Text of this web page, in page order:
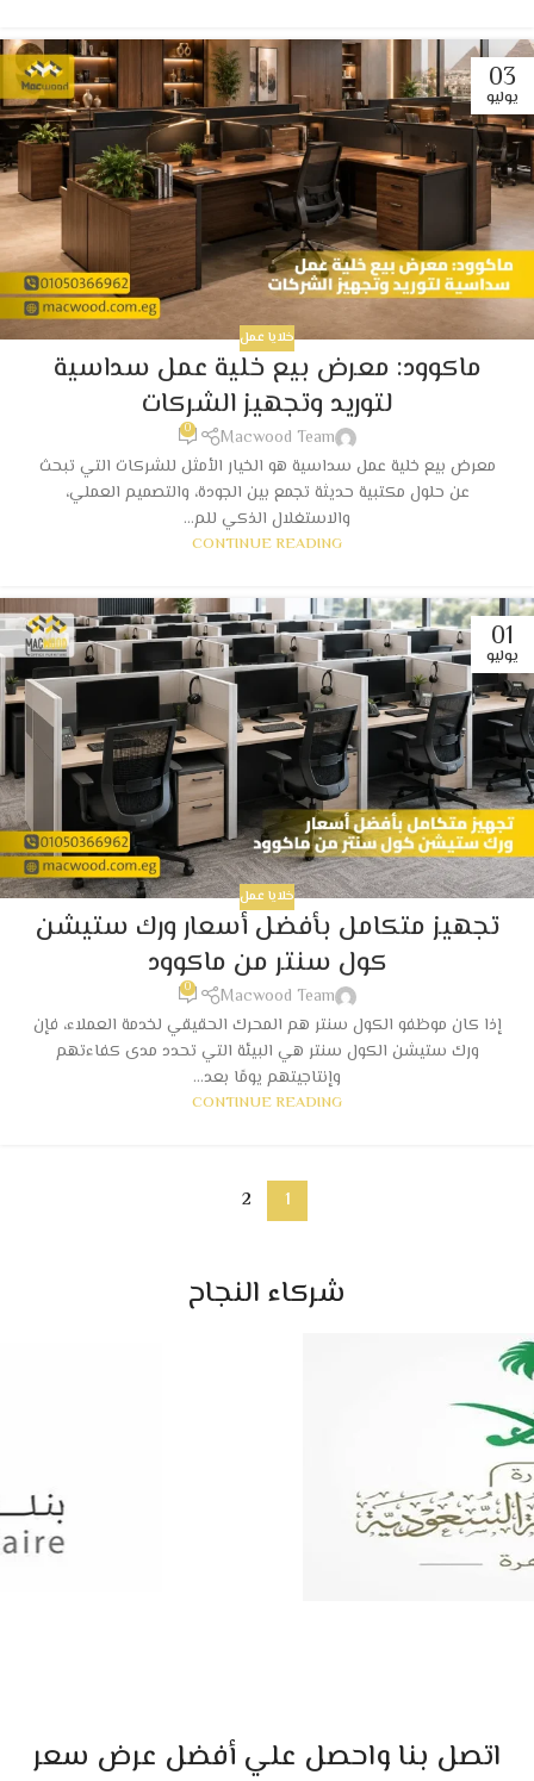
03
يوليو
خلايا عمل
ماكوود: معرض بيع خلية عمل سداسية
لتوريد وتجهيز الشركات
Macwood Team
0
معرض بيع خلية عمل سداسية هو الخيار الأمثل للشركات التي تبحث
عن حلول مكتبية حديثة تجمع بين الجودة، والتصميم العملي،
والاستغلال الذكي للم...
CONTINUE READING
01
يوليو
خلايا عمل
تجهيز متكامل بأفضل أسعار ورك ستيشن
كول سنتر من ماكوود
Macwood Team
0
إذا كان موظفو الكول سنتر هم المحرك الحقيقي لخدمة العملاء، فإن
ورك ستيشن الكول سنتر هي البيئة التي تحدد مدى كفاءتهم
وإنتاجيتهم يومًا بعد...
CONTINUE READING
1
2
شركاء النجاح
اتصل بنا واحصل علي أفضل عرض سعر